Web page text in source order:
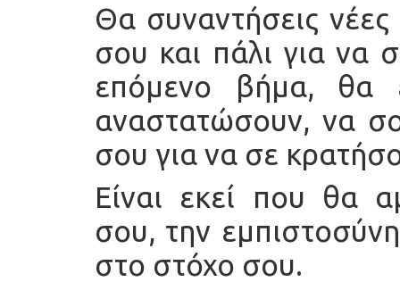
Θα συναντήσεις
σου και πάλι για να
επόμενο βήμα,
αναστατώσουν, να
σου για να σε
Είναι εκεί που θα
σου, την
στο στόχο σου.